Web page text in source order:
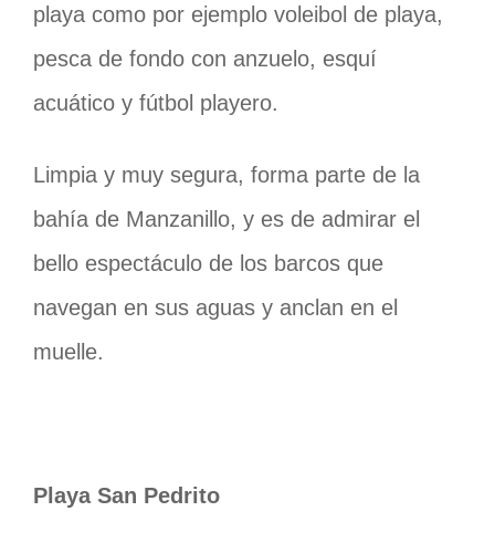
playa como por ejemplo voleibol de playa,
pesca de fondo con anzuelo, esquí
acuático y fútbol playero.
Limpia y muy segura, forma parte de la
bahía de Manzanillo, y es de admirar el
bello espectáculo de los barcos que
navegan en sus aguas y anclan en el
muelle.
Playa San Pedrito